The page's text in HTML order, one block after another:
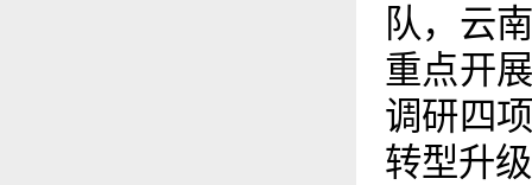
队，云
重点开
调研四
转型升